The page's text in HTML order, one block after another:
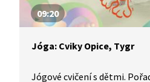
09:20
Jóga: Cviky Opice, Tygr
Jógové cvičení s dětmi.